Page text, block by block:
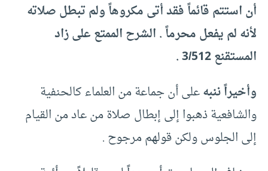
أن استتم قائماً فقد أتى مكروهاً ولم تبطل صلاته
لأنه لم يفعل محرماً . الشرح الممتع على زاد
المستقنع 3/512 .
وأخيراً ننبهعلى أن جماعة من العلماء كالحنفية
والشافعية ذهبوا إلى إبطال صلاة من عاد من القيام
إلى الجلوس ولكن قولهم مرجوح .